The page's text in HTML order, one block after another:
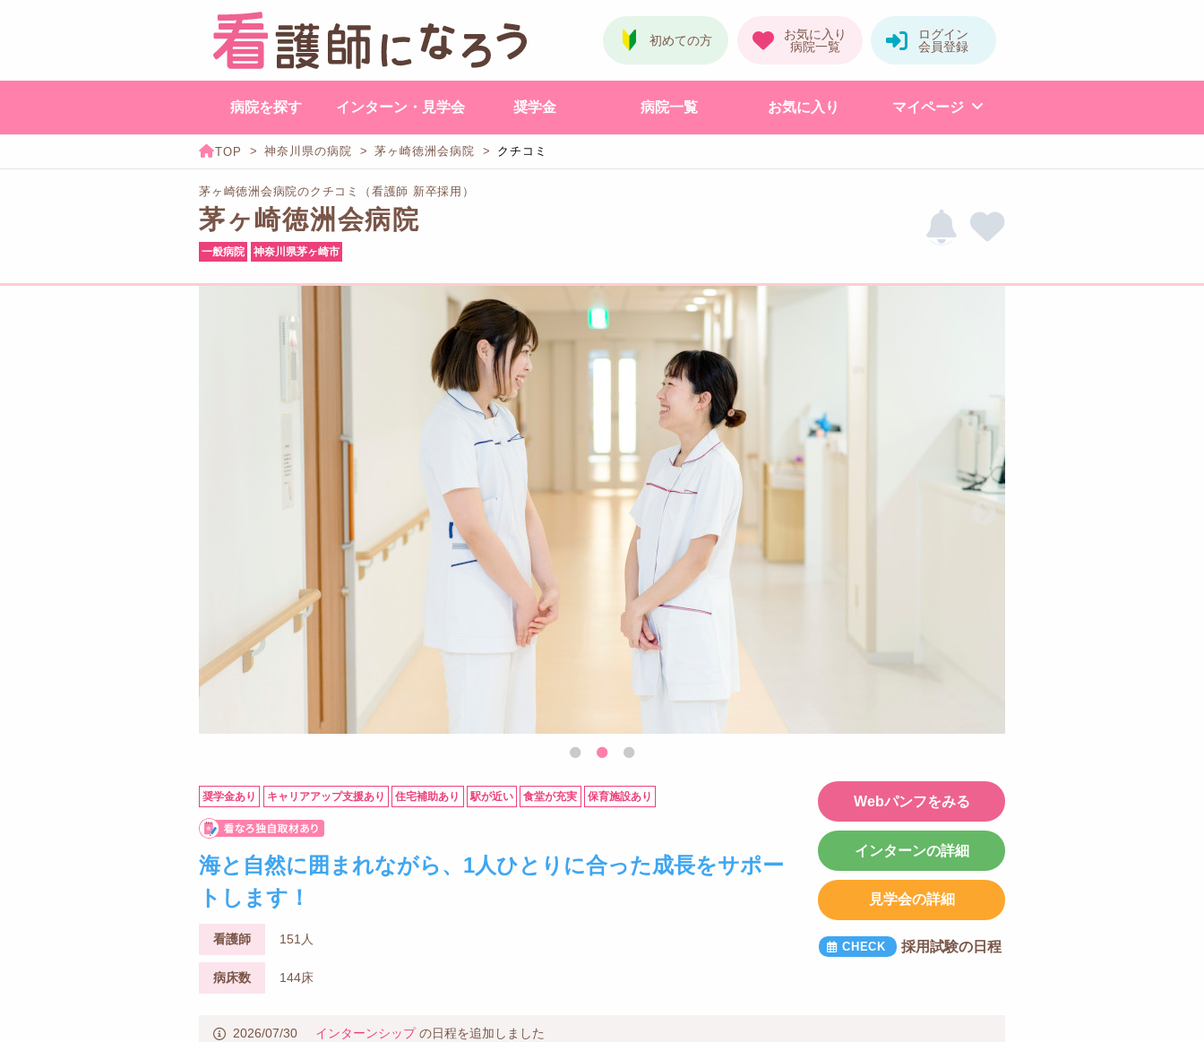
病院を探す インターン・見学会 奨学金 病院一覧 お気に入り マイページ
神奈川県の病院 茅ヶ崎徳洲会病院 クチコミ
茅ヶ崎徳洲会病院のクチコミ（看護師 新卒採用）
茅ヶ崎徳洲会病院
一般病院 神奈川県茅ヶ崎市
奨学金あり キャリアアップ支援あり 住宅補助あり 駅が近い 食堂が充実 保育施設あり
海と自然に囲まれながら、1人ひとりに合った成長をサポー
トします！
看護師 151人
病床数 144床
Webパンフをみる
インターンの詳細
見学会の詳細
採用試験の日程
2026/07/30 インターンシップ の日程を追加しました